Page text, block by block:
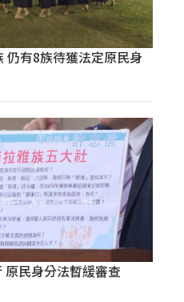
仍有8族待獲法定原民身
原民身分法暫緩審查